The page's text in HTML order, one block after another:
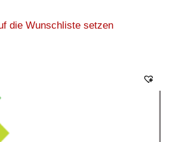
die Wunschliste setzen